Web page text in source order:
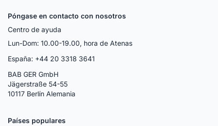
Póngase en contacto con nosotros
Centro de ayuda
Lun-Dom: 10.00-19.00, hora de Atenas
España: +44 20 3318 3641
BAB GER GmbH
Jägerstraße 54-55
10117 Berlín Alemania
Países populares